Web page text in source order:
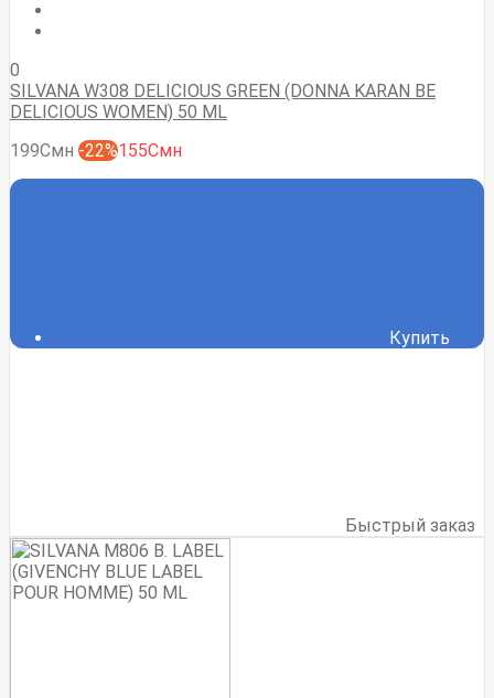
0
SILVANA W308 DELICIOUS GREEN (DONNA KARAN BE
DELICIOUS WOMEN) 50 ML
199Смн -22%155Смн
Купить
Быстрый заказ